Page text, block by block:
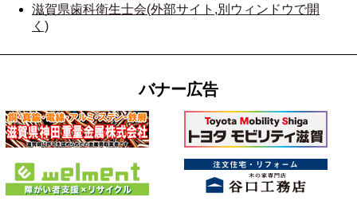
滋賀県歯科衛生士会(外部サイト,別ウィンドウで開
く)
バナー広告